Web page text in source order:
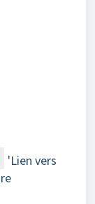
'Lien vers